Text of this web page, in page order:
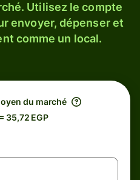
Utilisez le compte
envoyer, dépenser et
comme un local.
du marché
35,72 EGP